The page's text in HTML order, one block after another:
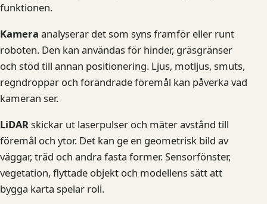
funktionen.
Kamera analyserar det som syns framför eller runt
roboten. Den kan användas för hinder, gräsgränser
och stöd till annan positionering. Ljus, motljus, smuts,
regndroppar och förändrade föremål kan påverka vad
kameran ser.
LiDARskickar ut laserpulser och mäter avstånd till
föremål och ytor. Det kan ge en geometrisk bild av
väggar, träd och andra fasta former. Sensorfönster,
vegetation, flyttade objekt och modellens sätt att
bygga karta spelar roll.